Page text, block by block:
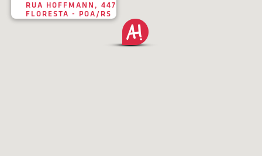
RUA HOFFMANN, 447
FLORESTA - POA/RS